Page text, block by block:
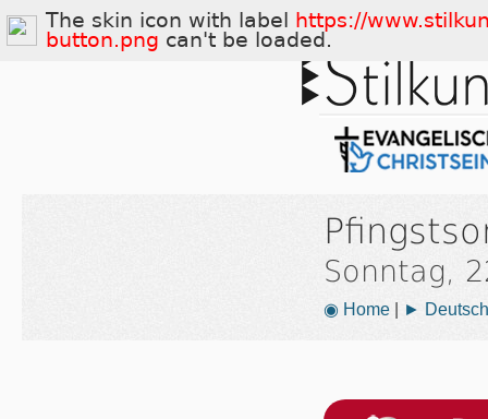
Sonntag,
◉ Home| ►
The skin icon with label
https://
button.png can't be loaded.